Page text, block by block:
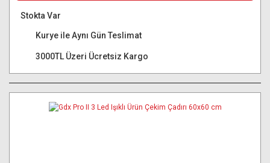
Stokta Var
Kurye ile Aynı Gün Teslimat
3000TL Üzeri Ücretsiz Kargo